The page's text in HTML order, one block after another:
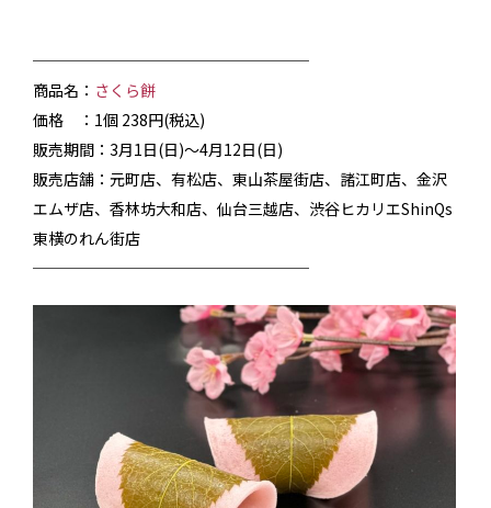
──────────────────
商品名： さくら餅
価格 ：1個 238円(税込)
販売期間：3月1日(日)～4月12日(日)
販売店舗：元町店、有松店、東山茶屋街店、諸江町店、金沢
エムザ店、香林坊大和店、仙台三越店、渋谷ヒカリエShinQs
東横のれん街店
──────────────────